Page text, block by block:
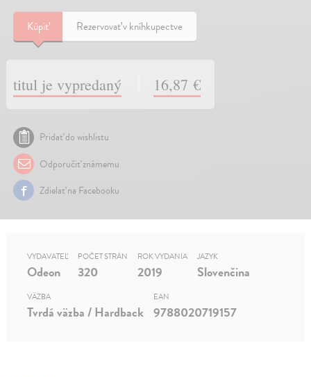
Kúpiť Rezervovať v kníhkupectve
titul je vypredaný 16,87 €
Pridať do wishlistu
Odporučiť známemu
Zdielať na Facebooku
VYDAVATEĽ
Odeon
POČET STRÁN
320
ROK VYDANIA
2019
JAZYK
Slovenčina
VÄZBA
Tvrdá väzba / Hardback
EAN
9788020719157